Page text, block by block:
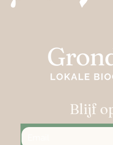
Blijf